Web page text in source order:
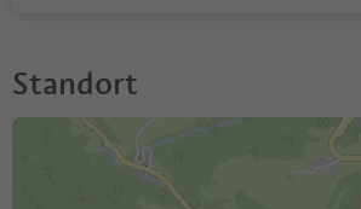
Standort